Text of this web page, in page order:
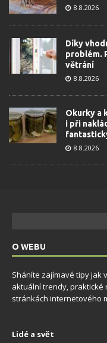
8.8.2026
Díky
problém.
větrání
8.8.2026
Okurky a
i při
8.8.2026
O WEBU
Sháníte zajímavé tipy jak
aktuální trendy,
stránkách internetového
Lidé a svět